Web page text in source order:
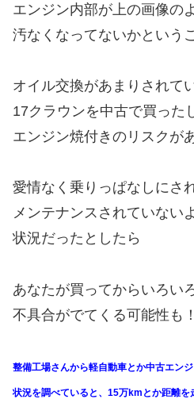
エンジン内部が上の画像の
汚なくなってないかという
オイル交換があまりされて
17クラウンを中古で買った
エンジン焼付きのリスクが
愛情なく乗りっぱなしにさ
メンテナンスされていない
状況だったとしたら
あなたが買ってからいろい
不具合がでてくる可能性も！
整備工場さんから軽自動車とか中古エン
状況を調べていると、15万kmとか距離を